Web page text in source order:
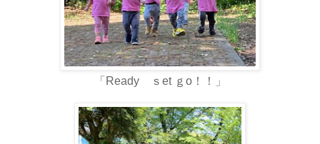
「Ready ｓet ｇo！！」